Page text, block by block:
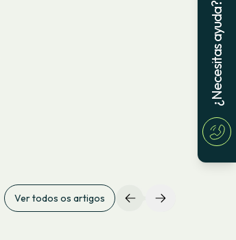
Ver todos os artigos
¿Necesitas ayuda?